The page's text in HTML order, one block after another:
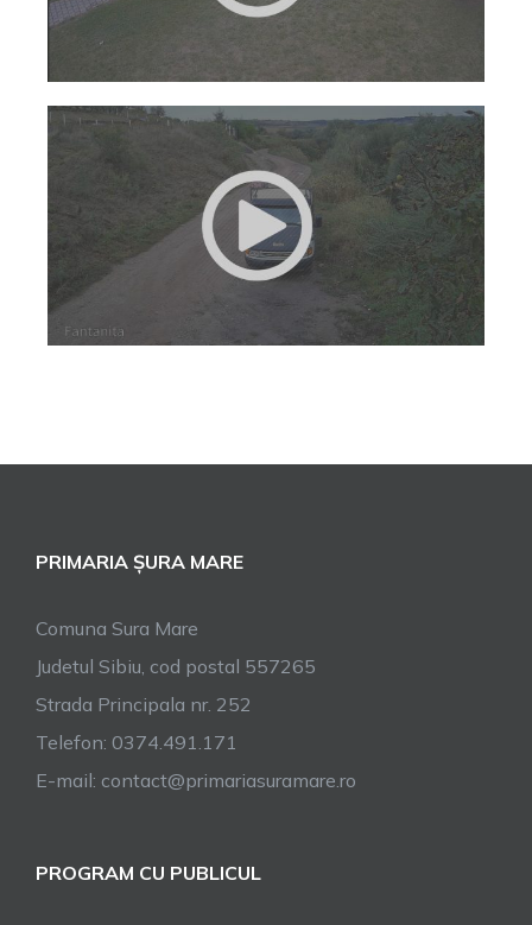
PRIMARIA ȘURA MARE
Comuna Sura Mare
Judetul Sibiu, cod postal 557265
Strada Principala nr. 252
Telefon: 0374.491.171
E-mail: contact@primariasuramare.ro
PROGRAM CU PUBLICUL